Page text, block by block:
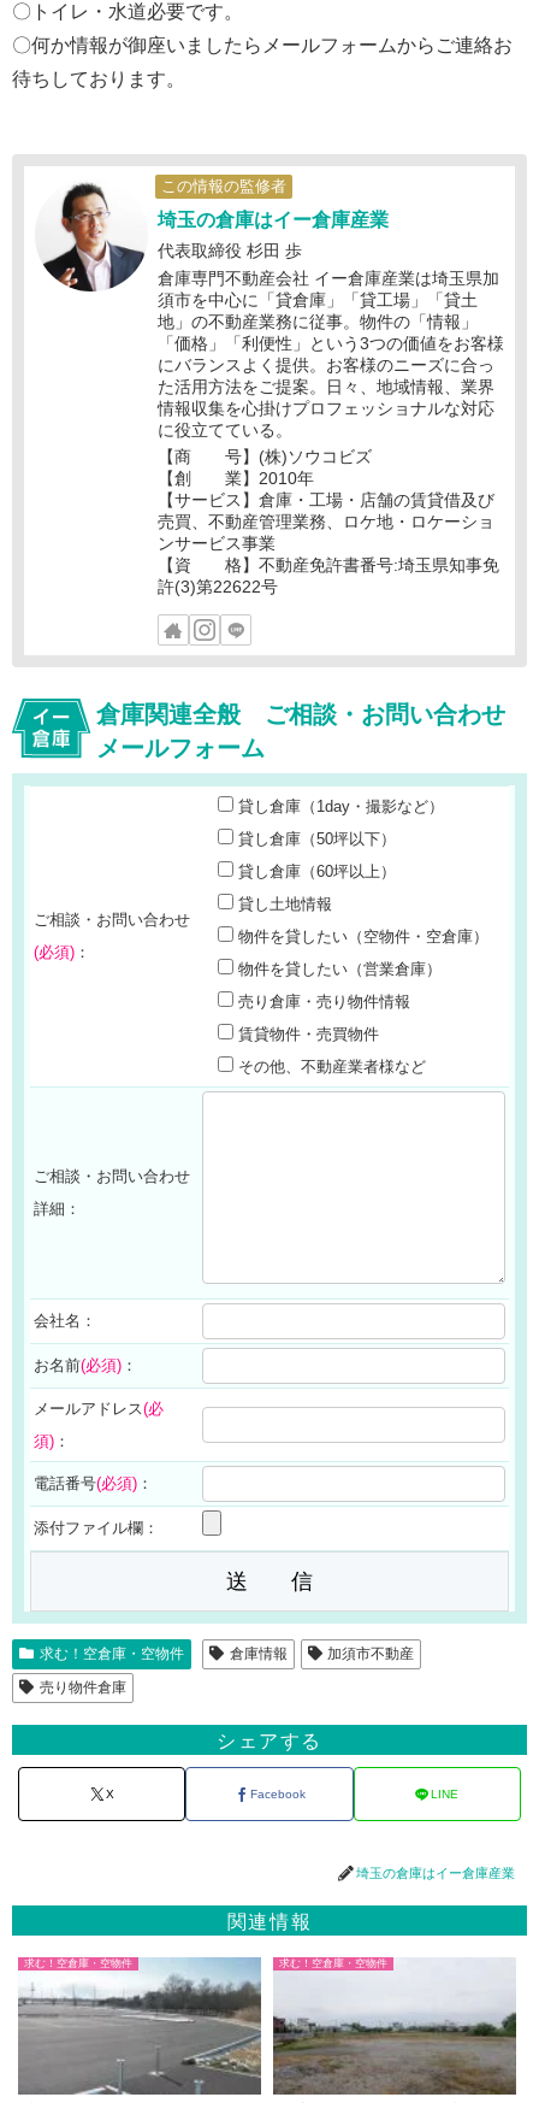
〇トイレ・水道必要です。
〇何か情報が御座いましたらメールフォームからご連絡お
待ちしております。
この情報の監修者
埼玉の倉庫はイー倉庫産業
代表取締役 杉田 歩
倉庫専門不動産会社 イー倉庫産業は埼玉県加
須市を中心に「貸倉庫」「貸工場」「貸土
地」の不動産業務に従事。物件の「情報」
「価格」「利便性」という3つの価値をお客様
にバランスよく提供。お客様のニーズに合っ
た活用方法をご提案。日々、地域情報、業界
情報収集を心掛けプロフェッショナルな対応
に役立てている。
【商 号】(株)ソウコビズ
【創 業】2010年
【サービス】倉庫・工場・店舗の賃貸借及び
売買、不動産管理業務、ロケ地・ロケーショ
ンサービス事業
【資 格】不動産免許書番号:埼玉県知事免
許(3)第22622号
倉庫関連全般 ご相談・お問い合わせ
メールフォーム
ご相談・お問い合わせ
(必須) ：
貸し倉庫（1day・撮影など）
貸し倉庫（50坪以下）
貸し倉庫（60坪以上）
貸し土地情報
物件を貸したい（空物件・空倉庫）
物件を貸したい（営業倉庫）
売り倉庫・売り物件情報
賃貸物件・売買物件
その他、不動産業者様など
ご相談・お問い合わせ
詳細：
会社名：
お名前(必須) ：
メールアドレス(必
須) ：
電話番号(必須) ：
添付ファイル欄：
求む！空倉庫・空物件 倉庫情報
加須市不動産
売り物件倉庫
シェアする
X Facebook LINE
埼玉の倉庫はイー倉庫産業
関連情報
求む！空倉庫・空物件 求む！空倉庫・空物件